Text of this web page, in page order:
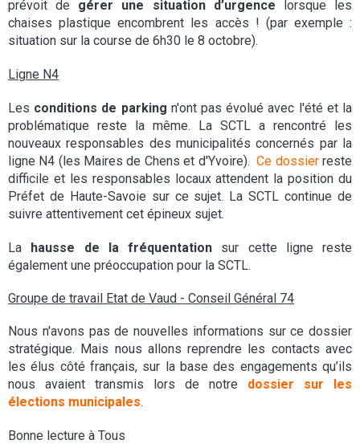
prévoit de gérer une situation d’urgence lorsque les
chaises plastique encombrent les accès ! (par exemple :
situation sur la course de 6h30 le 8 octobre).
Ligne N4
Les conditions de parking n'ont pas évolué avec l'été et la
problématique reste la même. La SCTL a rencontré les
nouveaux responsables des municipalités concernés par la
ligne N4 (les Maires de Chens et d'Yvoire). Ce dossierreste
difficile et les responsables locaux attendent la position du
Préfet de Haute-Savoie sur ce sujet. La SCTL continue de
suivre attentivement cet épineux sujet.
La hausse de la fréquentation sur cette ligne reste
également une préoccupation pour la SCTL.
Groupe de travail Etat de Vaud - Conseil Général 74
Nous n'avons pas de nouvelles informations sur ce dossier
stratégique. Mais nous allons reprendre les contacts avec
les élus côté français, sur la base des engagements qu’ils
nous avaient transmis lors de notre dossier
sur les
élections municipales.
Bonne lecture à Tous